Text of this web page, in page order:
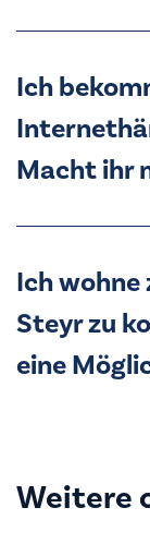
Ich
Macht ihr
Ich wohne
Steyr zu
eine
Weitere